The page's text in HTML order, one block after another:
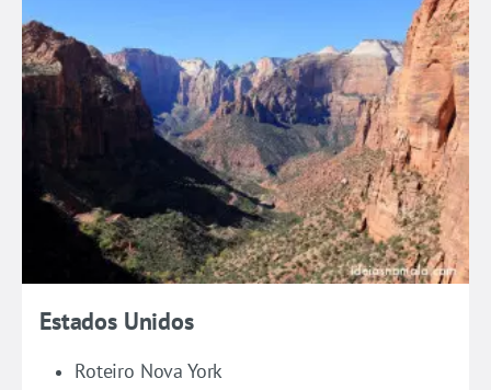
Estados Unidos
Roteiro Nova York